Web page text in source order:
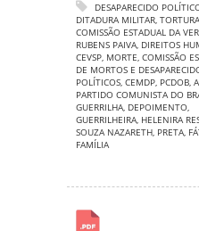
DESAPARECIDO
DITADURA MILITAR, TORTURA
COMISSÃO ESTADUAL DA
RUBENS PAIVA, DIREITOS
CEVSP, MORTE, COMISSÃO
DE MORTOS E
POLÍTICOS, CEMDP, PCDOB,
PARTIDO COMUNISTA DO
GUERRILHA, DEPOIMENTO,
GUERRILHEIRA, HELENIRA
SOUZA NAZARETH, PRETA,
FAMÍLIA